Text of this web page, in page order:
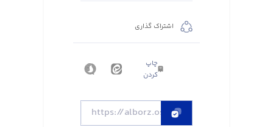
اشتراک گذاری
چاپ
کردن